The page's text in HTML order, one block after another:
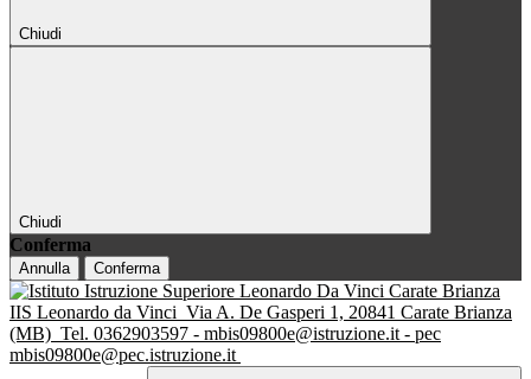
Chiudi
Chiudi
Conferma
Annulla Conferma
IIS Leonardo da Vinci Via A. De Gasperi 1, 20841 Carate Brianza
(MB) Tel. 0362903597 - mbis09800e@istruzione.it - pec
mbis09800e@pec.istruzione.it